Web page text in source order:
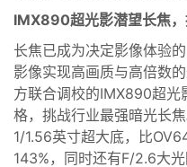
IMX890超光影潜望长焦
长焦已成为决定影像体验
影像实现高画质与高倍数的
方联合调校的IMX890超光
格，挑战行业最强暗光长
1/1.56英寸超大底，比O
143%， 同时还有F/2.6大